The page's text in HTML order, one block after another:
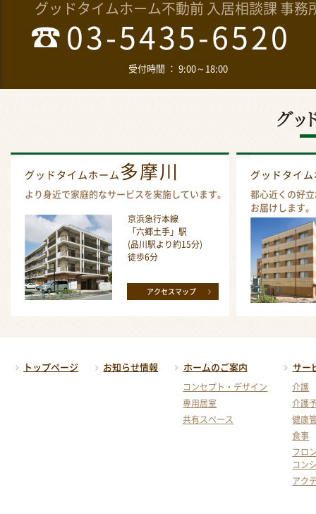
グッドタイムホーム不動前 入居相談課 事務
03-5435-6520
受付時間 ： 9:00～18:00
グッドタイムホーム 多摩川
より身近で家庭的なサービスを実施しています。
京浜急行本線
「六郷土手」駅
(品川駅より約15分)
徒歩6分
アクセスマップ
グッドタイ
都心近くの好
お届けします。
トップページ お知らせ情報 ホームのご案内
コンセプト・デザイン
専用居室
共有スペース
サー
介護
介護
健康
食事
フロ
コン
アク